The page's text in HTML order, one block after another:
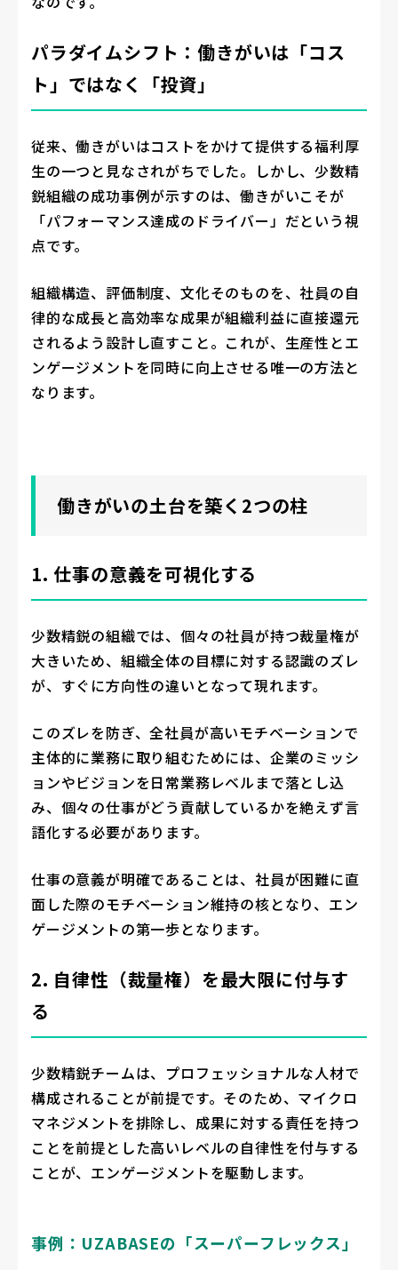
パラダイムシフト：働きがいは「コス
ト」ではなく「投資」
従来、働きがいはコストをかけて提供する福利厚
生の一つと見なされがちでした。しかし、少数精
鋭組織の成功事例が示すのは、働きがいこそが
「パフォーマンス達成のドライバー」だという視
点です。
組織構造、評価制度、文化そのものを、社員の自
律的な成長と高効率な成果が組織利益に直接還元
されるよう設計し直すこと。これが、生産性とエ
ンゲージメントを同時に向上させる唯一の方法と
なります。
働きがいの土台を築く2つの柱
1. 仕事の意義を可視化する
少数精鋭の組織では、個々の社員が持つ裁量権が
大きいため、組織全体の目標に対する認識のズレ
が、すぐに方向性の違いとなって現れます。
このズレを防ぎ、全社員が高いモチベーションで
主体的に業務に取り組むためには、企業のミッシ
ョンやビジョンを日常業務レベルまで落とし込
み、個々の仕事がどう貢献しているかを絶えず言
語化する必要があります。
仕事の意義が明確であることは、社員が困難に直
面した際のモチベーション維持の核となり、エン
ゲージメントの第一歩となります。
2. 自律性（裁量権）を最大限に付与す
る
少数精鋭チームは、プロフェッショナルな人材で
構成されることが前提です。そのため、マイクロ
マネジメントを排除し、成果に対する責任を持つ
ことを前提とした高いレベルの自律性を付与する
ことが、エンゲージメントを駆動します。
事例：UZABASEの「スーパーフレックス」